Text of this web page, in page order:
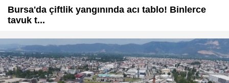
Bursa'da çiftlik yangınında acı tablo! Binlerce
tavuk t...